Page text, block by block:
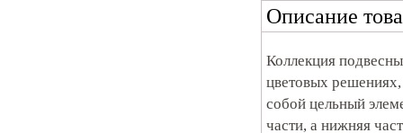
Описание
Коллекция
цветовых решениях,
собой цельный
части, а нижняя